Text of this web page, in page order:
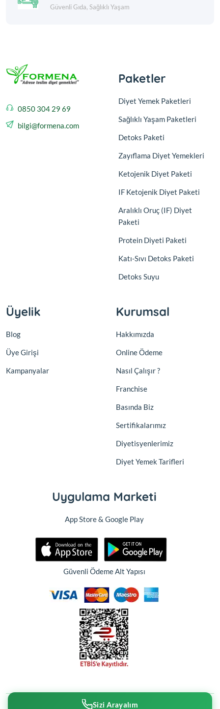
Sizi Arayalım
Güvenli Gıda, Sağlıklı Yaşam
0850 304 29 69
bilgi@formena.com
Paketler
Diyet Yemek Paketleri
Sağlıklı Yaşam Paketleri
Detoks Paketi
Zayıflama Diyet Yemekleri
Ketojenik Diyet Paketi
IF Ketojenik Diyet Paketi
Aralıklı Oruç (IF) Diyet
Paketi
Protein Diyeti Paketi
Katı-Sıvı Detoks Paketi
Detoks Suyu
Üyelik
Blog
Üye Girişi
Kampanyalar
Kurumsal
Hakkımızda
Online Ödeme
Nasıl Çalışır ?
Franchise
Basında Biz
Sertifikalarımız
Diyetisyenlerimiz
Diyet Yemek Tarifleri
Uygulama Marketi
App Store & Google Play
Güvenli Ödeme Alt Yapısı